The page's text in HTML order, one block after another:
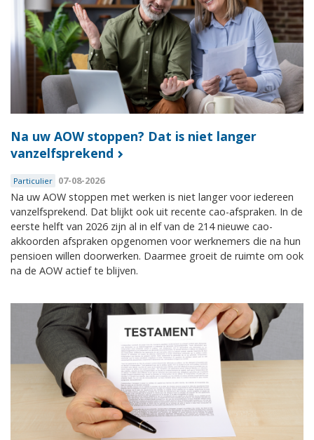
Na uw AOW stoppen? Dat is niet langer
vanzelfsprekend
Particulier 07-08-2026
Na uw AOW stoppen met werken is niet langer voor iedereen
vanzelfsprekend. Dat blijkt ook uit recente cao-afspraken. In de
eerste helft van 2026 zijn al in elf van de 214 nieuwe cao-
akkoorden afspraken opgenomen voor werknemers die na hun
pensioen willen doorwerken. Daarmee groeit de ruimte om ook
na de AOW actief te blijven.